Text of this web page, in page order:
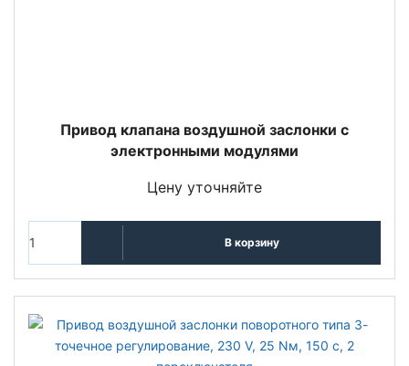
Привод клапана воздушной заслонки с
электронными модулями
Цену уточняйте
В корзину